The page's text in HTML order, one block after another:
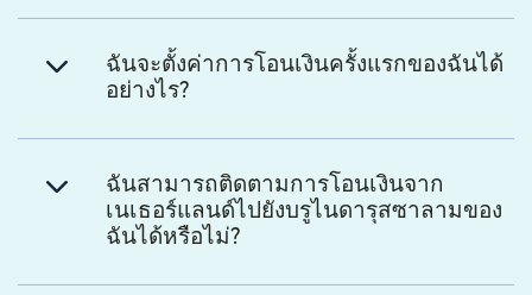
ฉันจะตั้งค่าการโอนเงินครั้งแรกของฉันได้
อย่างไร?
ฉันสามารถติดตามการโอนเงินจาก
เนเธอร์แลนด์ไปยังบรูไนดารุสซาลามของ
ฉันได้หรือไม่?